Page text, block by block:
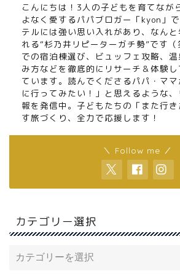
こんにちは！3人の子どもを育てなが
よなく愛するパパブロガー「kyon」
テルには強い思い入れがあり、なん
れる“杉乃井リピーターガチ勢”です
での宿泊棟選び、ビュッフェ攻略、
み方などを徹底的にリサーチ＆体験
ています。読んでくださるパパ・マ
に行ってみたい！」と思えるような
報を発信中。子どもたちの「また行
す旅づくり、全力で応援します！
＼ Follow me ／
カテゴリー選択